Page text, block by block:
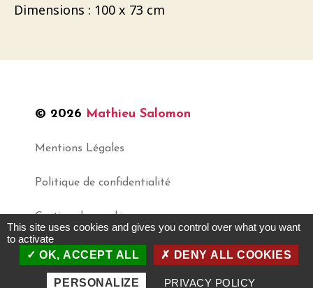
Dimensions : 100 x 73 cm
© 2026 Mathieu Salomon
Mentions Légales
Politique de confidentialité
Gestion des cookies
Haut↑
This site uses cookies and gives you control over what you want
to activate
OK, ACCEPT ALL
DENY ALL COOKIES
PERSONALIZE PRIVACY POLICY